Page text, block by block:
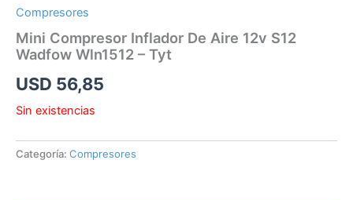
Compresores
Mini Compresor Inflador De Aire 12v S12
Wadfow Wln1512 – Tyt
USD 56,85
Sin existencias
Categoría: Compresores